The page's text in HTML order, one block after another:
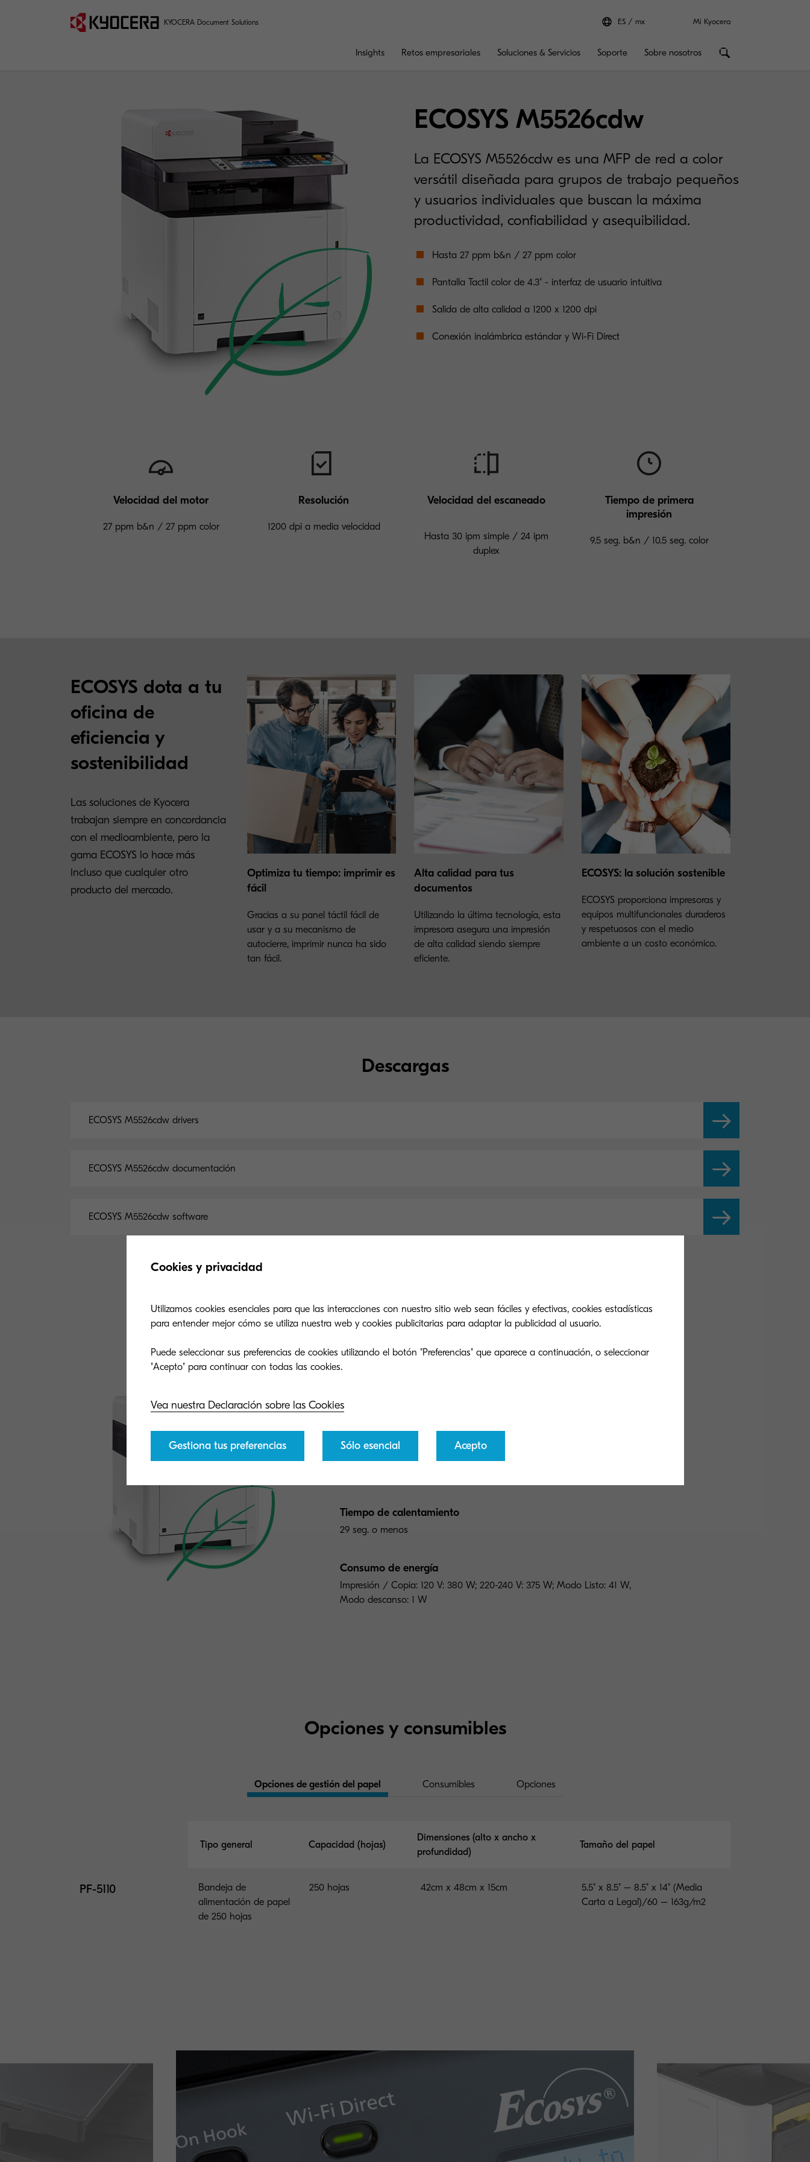
KYOCERA Document Solutions ES mx Mi Kyocera
Insights Retos empresariales Soluciones & Servicios Soporte Sobre nosotros
ECOSYS M5526cdw
La ECOSYS M5526cdw es una MFP de red a color
versátil diseñada para grupos de trabajo pequeños
y usuarios individuales que buscan la máxima
productividad, confiabilidad y asequibilidad.
Hasta 27 ppm b&n / 27 ppm color
Pantalla Tactil color de 4.3" - interfaz de usuario intuitiva
Salida de alta calidad a 1200 x 1200 dpi
Conexión inalámbrica estándar y Wi-Fi Direct
Velocidad del motor
27 ppm b&n / 27 ppm color
Resolución
1200 dpi a media velocidad
Velocidad del escaneado
Hasta 30 ipm simple / 24 ipm
duplex
Tiempo de primera
impresión
9.5 seg. b&n / 10.5 seg. color
ECOSYS dota a tu
oficina de
eficiencia y
sostenibilidad
Las soluciones de Kyocera
trabajan siempre en concordancia
con el medioambiente, pero la
gama ECOSYS lo hace más
incluso que cualquier otro
producto del mercado.
Optimiza tu tiempo: imprimir es
fácil
Gracias a su panel táctil fácil de
usar y a su mecanismo de
autocierre, imprimir nunca ha sido
tan fácil.
Alta calidad para tus
documentos
Utilizando la última tecnología, esta
impresora asegura una impresión
de alta calidad siendo siempre
eficiente.
ECOSYS: la solución sostenible
ECOSYS proporciona impresoras y
equipos multifuncionales duraderos
y respetuosos con el medio
ambiente a un costo económico.
Descargas
ECOSYS M5526cdw drivers
ECOSYS M5526cdw documentación
ECOSYS M5526cdw software
Especificaciones principales
General Gestión del papel Impresión Copia Escaneado Fax
Tipo general
Tiempo de calentamiento
29 seg. o menos
Consumo de energía
Impresión / Copia: 120 V: 380 W; 220-240 V: 375 W; Modo Listo: 41 W,
Modo descanso: 1 W
Opciones y consumibles
Opciones de gestión del papel Consumibles Opciones
Tipo general Capacidad (hojas)
Dimensiones (alto x ancho x
profundidad)
Tamaño del papel
PF-5110
Bandeja de
alimentación de papel
de 250 hojas
250 hojas 42cm x 48cm x 15cm
5.5" x 8.5" – 8.5" x 14" (Media
Carta a Legal)/60 – 163g/m2
Cookies y privacidad
Utilizamos cookies esenciales para que las interacciones con nuestro sitio web sean fáciles y efectivas, cookies estadísticas
para entender mejor cómo se utiliza nuestra web y cookies publicitarias para adaptar la publicidad al usuario.
Puede seleccionar sus preferencias de cookies utilizando el botón "Preferencias" que aparece a continuación, o seleccionar
"Acepto" para continuar con todas las cookies.
Vea nuestra Declaración sobre las Cookies
Gestiona tus preferencias Sólo esencial Acepto